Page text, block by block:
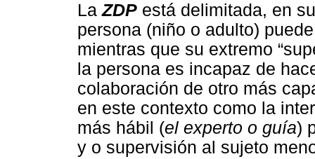
LaZDP está delimitada, en
persona (niño o adulto)
mientras que su extremo
la persona es incapaz de
colaboración de otro más
en este contexto como la
más hábil (el experto o guía)
y o supervisión al sujeto